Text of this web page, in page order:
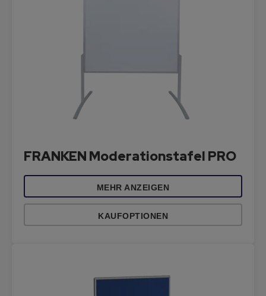
FRANKEN Moderationstafel PRO
MEHR ANZEIGEN
KAUFOPTIONEN